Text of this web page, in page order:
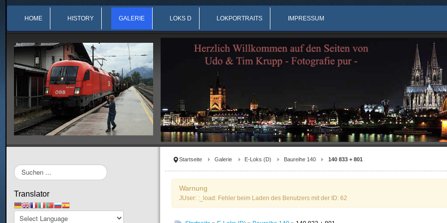
HOME HISTORY GALERIE LOKS D LOKPORTRAITS IMPRESSUM
Startseite Galerie E-Loks (D) Baureihe 140 140 833 + 801
Warnung
JUser: :_load: Fehler beim Laden des Benutzers mit der ID: 62
Suchen
...
Translator